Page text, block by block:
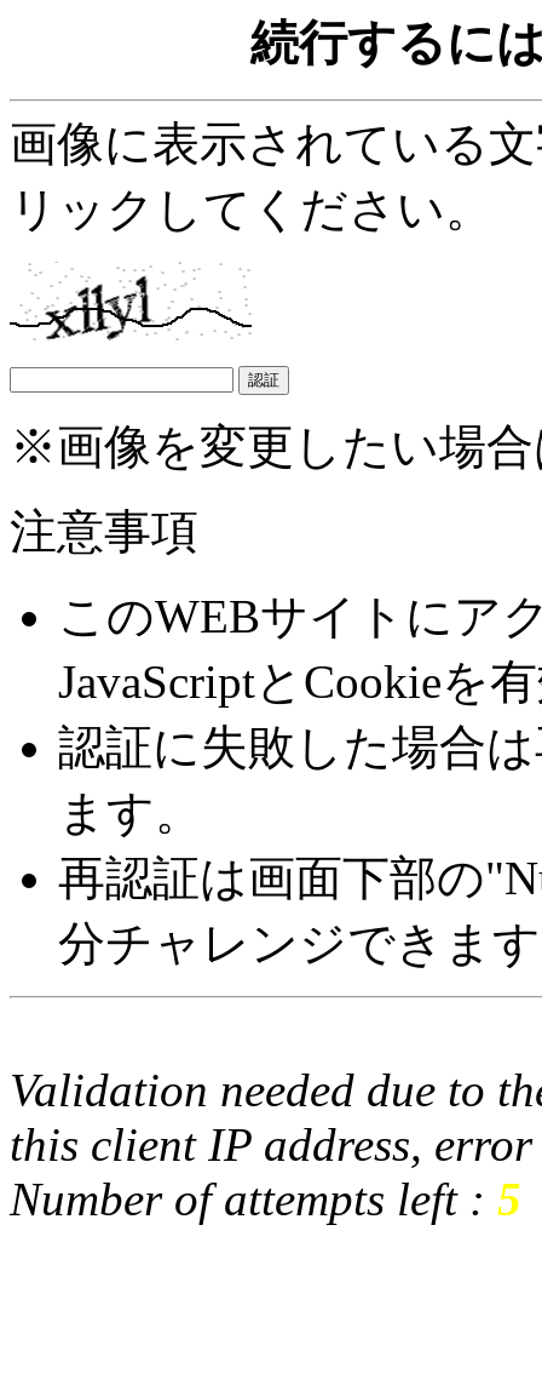
続行するに
画像に表示されている
リックしてください。
※画像を変更したい場
注意事項
このWEBサイトにア
JavaScriptとCookieを
認証に失敗した場合
ます。
再認証は画面下部の
分チャレンジできま
Validation needed due to
this client IP address,
Number of attempts left : 5